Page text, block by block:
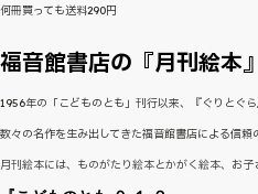
何冊買っても送料290円
福音館書店の『月刊絵本
1956年の「こどものとも」刊行以来、『ぐりとぐ
数々の名作を生み出してきた福音館書店による信
月刊絵本には、ものがたり絵本とかがく絵本、お